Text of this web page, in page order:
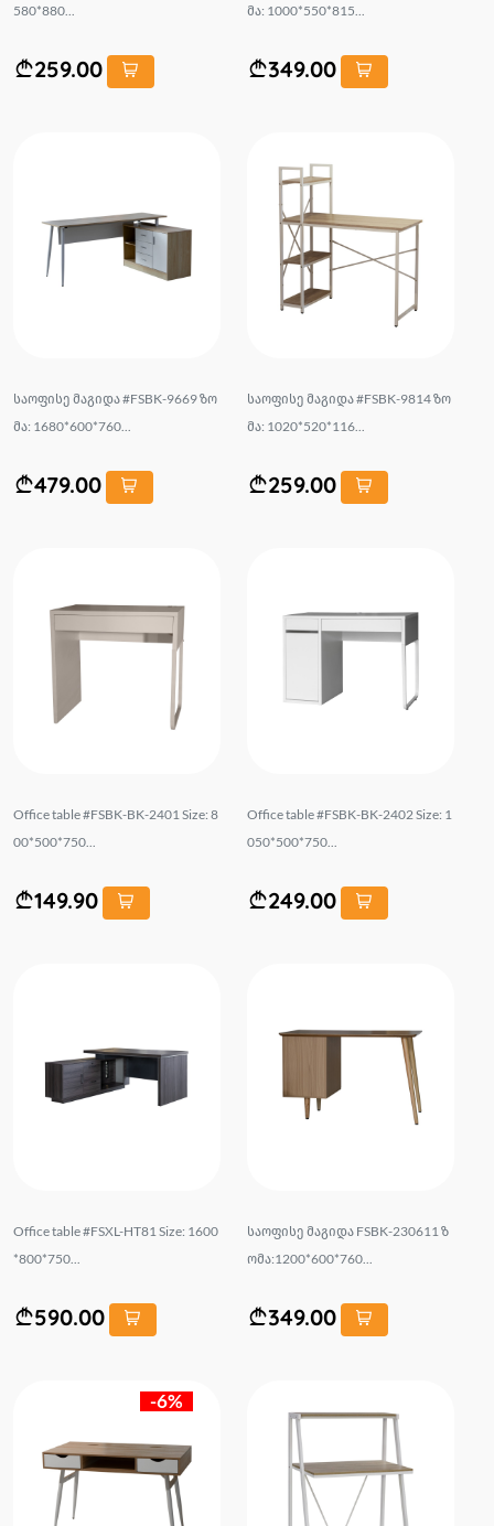
580*880...
259.00
მა: 1000*550*815...
349.00
საოფისე მაგიდა #FSBK-9669 ზო
მა: 1680*600*760...
479.00
საოფისე მაგიდა #FSBK-9814 ზო
მა: 1020*520*116...
259.00
Office table #FSBK-BK-2401 Size: 8
00*500*750...
149.90
Office table #FSBK-BK-2402 Size: 1
050*500*750...
249.00
Office table #FSXL-HT81 Size: 1600
*800*750...
590.00
საოფისე მაგიდა FSBK-230611 ზ
ომა:1200*600*760...
349.00
-6%